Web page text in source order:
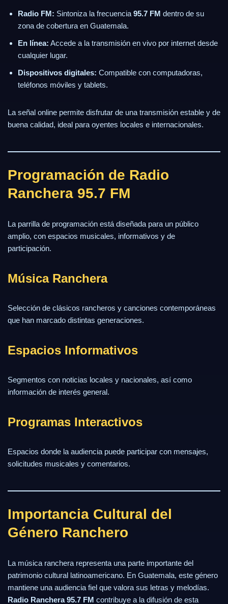
Radio FM: Sintoniza la frecuencia 95.7 FM dentro de su
zona de cobertura en Guatemala.
En línea: Accede a la transmisión en vivo por internet desde
cualquier lugar.
Dispositivos digitales: Compatible con computadoras,
teléfonos móviles y tablets.
La señal online permite disfrutar de una transmisión estable y de
buena calidad, ideal para oyentes locales e internacionales.
Programación de Radio
Ranchera 95.7 FM
La parrilla de programación está diseñada para un público
amplio, con espacios musicales, informativos y de
participación.
Música Ranchera
Selección de clásicos rancheros y canciones contemporáneas
que han marcado distintas generaciones.
Espacios Informativos
Segmentos con noticias locales y nacionales, así como
información de interés general.
Programas Interactivos
Espacios donde la audiencia puede participar con mensajes,
solicitudes musicales y comentarios.
Importancia Cultural del
Género Ranchero
La música ranchera representa una parte importante del
patrimonio cultural latinoamericano. En Guatemala, este género
mantiene una audiencia fiel que valora sus letras y melodías.
Radio Ranchera 95.7 FM contribuye a la difusión de esta